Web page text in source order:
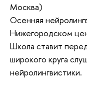
Москва)
Осенняя
Нижегородском
Школа ставит
широкого круга
нейролингвистики.